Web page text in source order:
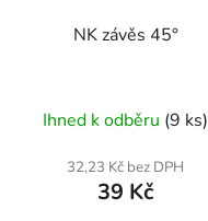
NK závěs 45°
Ihned k odběru (9 ks)
32,23 Kč bez DPH
39 Kč